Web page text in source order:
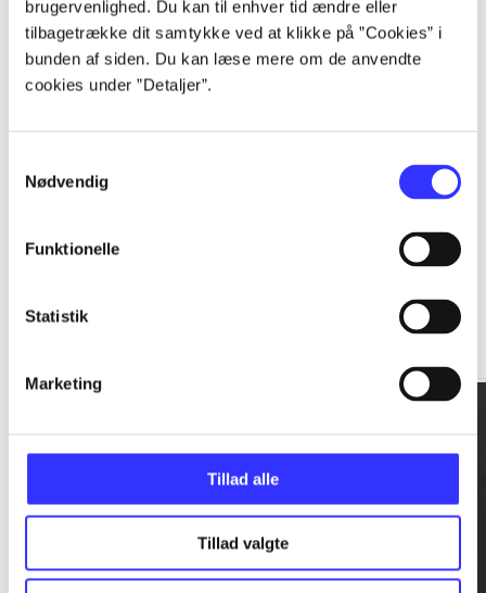
brugervenlighed. Du kan til enhver tid ændre eller
tilbagetrække dit samtykke ved at klikke på ”Cookies” i
bunden af siden. Du kan læse mere om de anvendte
cookies under ”Detaljer”.
Nødvendig
Funktionelle
Statistik
Marketing
Tillad alle
Tillad valgte
...